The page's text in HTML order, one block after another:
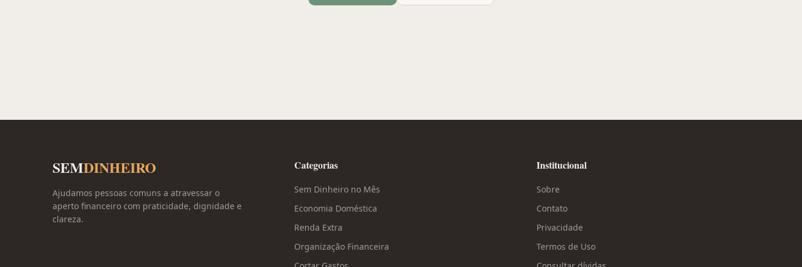
SEMDINHEIRO
Ajudamos pessoas comuns a atravessar o
aperto financeiro com praticidade, dignidade e
clareza.
Categorias
Sem Dinheiro no Mês
Economia Doméstica
Renda Extra
Organização Financeira
Institucional
Sobre
Contato
Privacidade
Termos de Uso